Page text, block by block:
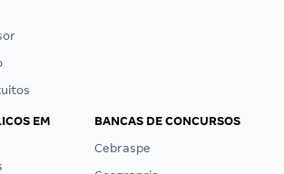
EM
BANCAS DE CONCURSOS
Cebraspe